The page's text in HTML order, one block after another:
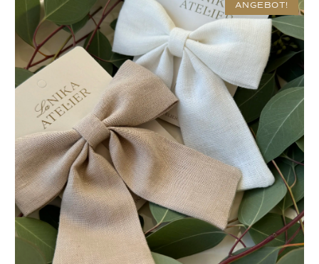
ANGEBOT!